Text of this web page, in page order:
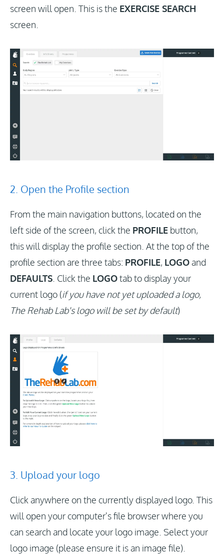
screen will open. This is the EXERCISE SEARCH
screen.
2. Open the Profile section
From the main navigation buttons, located on the
left side of the screen, click the PROFILE button,
this will display the profile section. At the top of the
profile section are three tabs: PROFILE, LOGO and
DEFAULTS . Click the LOGOtab to display your
current logo (if you have not yet uploaded a logo,
The Rehab Lab's logo will be set by default)
3. Upload your logo
Click anywhere on the currently displayed logo. This
will open your computer's file browser where you
can search and locate your logo image. Select your
logo image (please ensure it is an image file).